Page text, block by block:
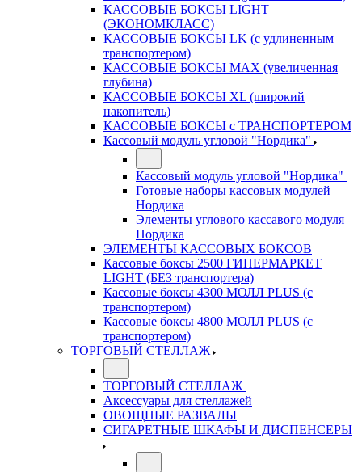
КАССОВЫЕ БОКСЫ LIGHT
(ЭКОНОМКЛАСС)
КАССОВЫЕ БОКСЫ LK (с удлиненным
транспортером)
КАССОВЫЕ БОКСЫ MAX (увеличенная
глубина)
КАССОВЫЕ БОКСЫ XL (широкий
накопитель)
КАССОВЫЕ БОКСЫ с ТРАНСПОРТЕРОМ
Кассовый модуль угловой "Нордика"
Кассовый модуль угловой "Нордика"
Готовые наборы кассовых модулей
Нордика
Элементы углового кассавого модуля
Нордика
ЭЛЕМЕНТЫ КАССОВЫХ БОКСОВ
Кассовые боксы 2500 ГИПЕРМАРКЕТ
LIGHT (БЕЗ транспортера)
Кассовые боксы 4300 МОЛЛ PLUS (с
транспортером)
Кассовые боксы 4800 МОЛЛ PLUS (с
транспортером)
ТОРГОВЫЙ СТЕЛЛАЖ
ТОРГОВЫЙ СТЕЛЛАЖ
Аксессуары для стеллажей
ОВОЩНЫЕ РАЗВАЛЫ
СИГАРЕТНЫЕ ШКАФЫ И ДИСПЕНСЕРЫ